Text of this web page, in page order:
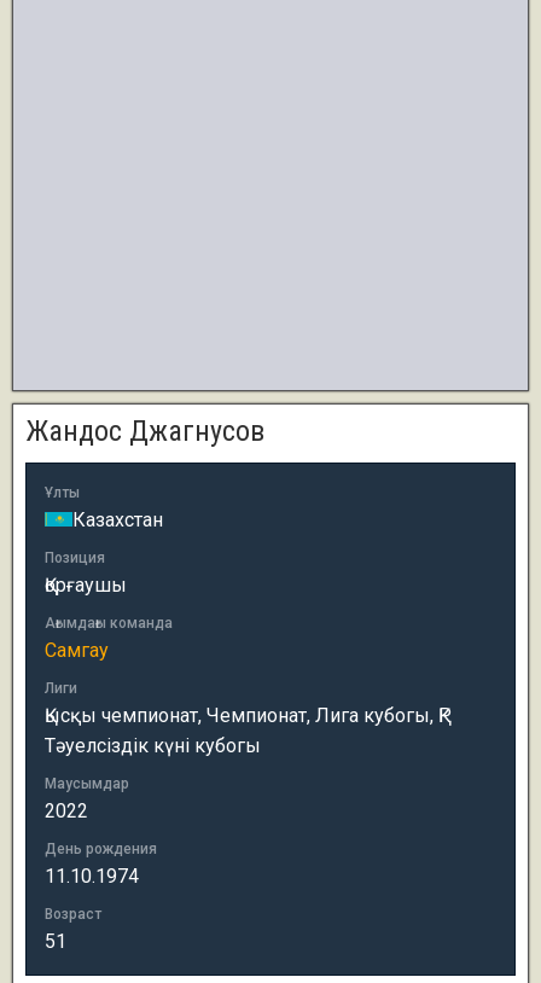
Жандос Джагнусов
Ұлты
Казахстан
Позиция
Қорғаушы
Ағымдағы команда
Самгау
Лиги
Қысқы чемпионат, Чемпионат, Лига кубогы, ҚР
Тәуелсіздік күні кубогы
Маусымдар
2022
День рождения
11.10.1974
Возраст
51